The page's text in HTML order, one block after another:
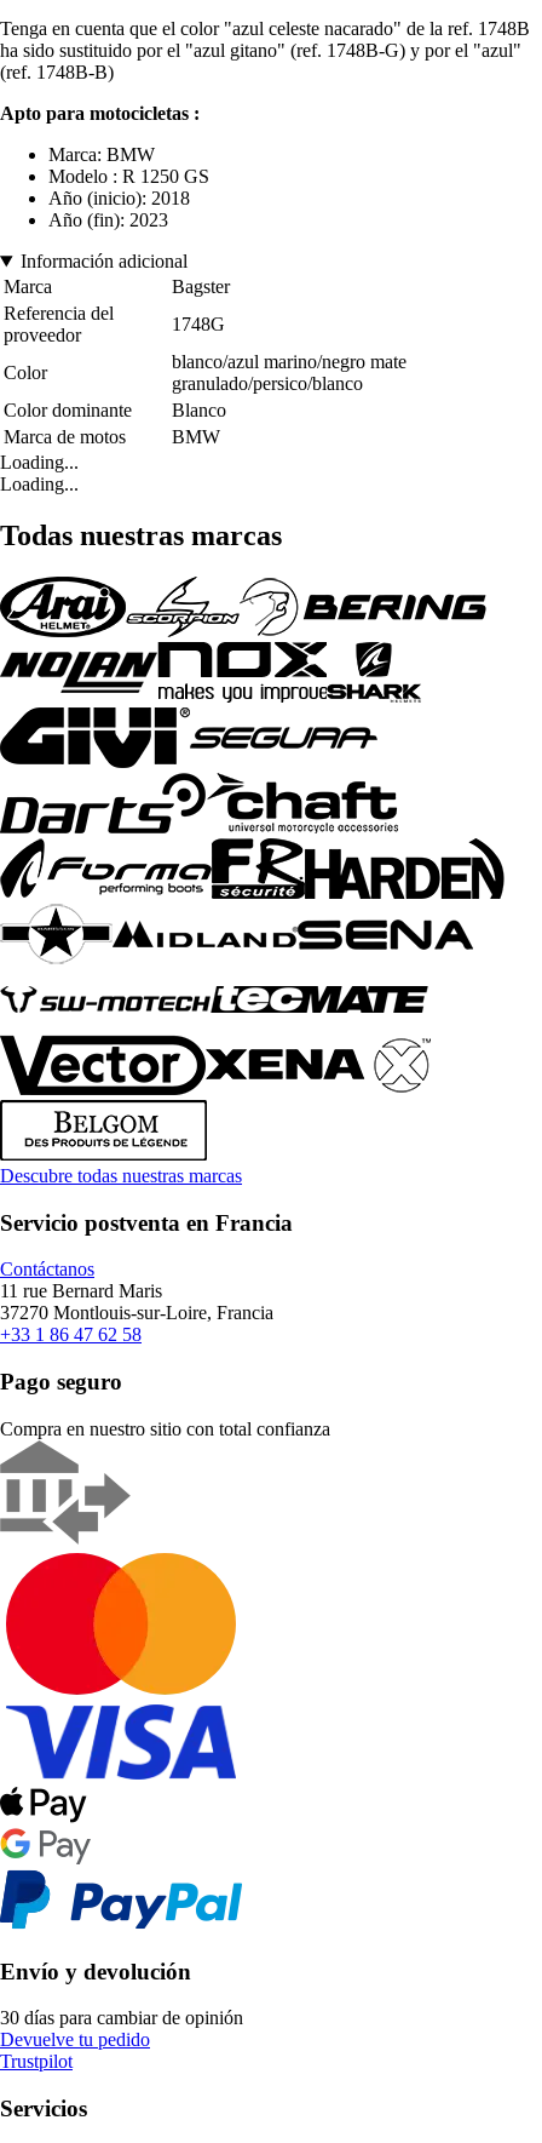
Tenga en cuenta que el color "azul celeste nacarado" de la ref. 1748B
ha sido sustituido por el "azul gitano" (ref. 1748B-G) y por el "azul"
(ref. 1748B-B)
Apto para motocicletas :
Marca: BMW
Modelo : R 1250 GS
Año (inicio): 2018
Año (fin): 2023
Información adicional
Marca
Bagster
Referencia del
proveedor
1748G
Color
blanco/azul marino/negro mate
granulado/persico/blanco
Color dominante
Blanco
Marca de motos
BMW
Loading...
Loading...
Todas nuestras marcas
Descubre todas nuestras marcas
Servicio postventa en Francia
Contáctanos
11 rue Bernard Maris
37270 Montlouis-sur-Loire, Francia
+33 1 86 47 62 58
Pago seguro
Compra en nuestro sitio con total confianza
Envío y devolución
30 días para cambiar de opinión
Devuelve tu pedido
Trustpilot
Servicios